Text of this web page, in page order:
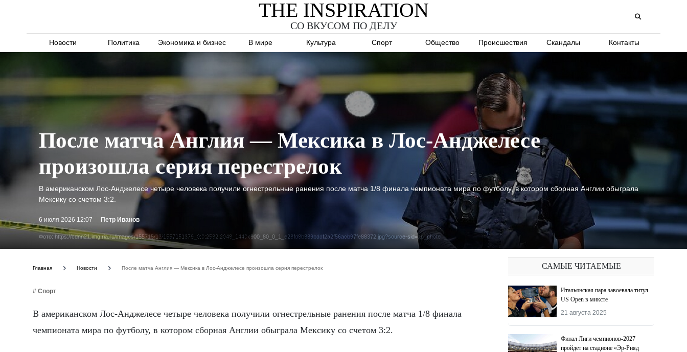
THE INSPIRATION
СО ВКУСОМ ПО ДЕЛУ
Новости Политика Экономика и бизнес В мире Культура Спорт Общество Происшествия Скандалы Контакты
Фото: https://cdnn21.img.ria.ru/images/155715/13/1557151379_0:0:2582:2048_1440x900_80_0_1_e28fd8b889bddf2a2f56acb97fe88372.jpg?source-sid=ap_photo
После матча Англия — Мексика в Лос-Анджелесе
произошла серия перестрелок
В американском Лос-Анджелесе четыре человека получили огнестрельные ранения после матча 1/8 финала чемпионата мира по футболу, в котором сборная Англии обыграла
Мексику со счетом 3:2.
6 июля 2026 12:07 Петр Иванов
Главная Новости После матча Англия — Мексика в Лос-Анджелесе произошла серия перестрелок
# Спорт
В американском Лос-Анджелесе четыре человека получили огнестрельные ранения после матча 1/8 финала
чемпионата мира по футболу, в котором сборная Англии обыграла Мексику со счетом 3:2.
САМЫЕ ЧИТАЕМЫЕ
Итальянская пара завоевала титул
US Open в миксте
21 августа 2025
Финал Лиги чемпионов-2027
пройдет на стадионе «Эр-Рияд